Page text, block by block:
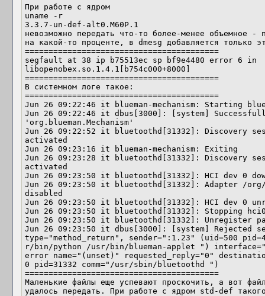
При работе с ядром
uname -r
3.3.7-un-def-alt0.M60P.1
невозможно передать что-то более-менее объемное -
на какой-то проценте, в dmesg добавляется только
=========================================
segfault at 38 ip b75513ec sp bf9e4480 error 6 in
libopenobex.so.1.4.1[b754c000+8000]
=========================================
В системном логе такое:
=========================================
Jun 26 09:22:46 it blueman-mechanism: Starting
Jun 26 09:22:46 it dbus[3000]: [system]
'org.blueman.Mechanism'
Jun 26 09:22:52 it bluetoothd[31332]: Discovery
activated
Jun 26 09:23:16 it blueman-mechanism: Exiting
Jun 26 09:23:28 it bluetoothd[31332]: Discovery
activated
Jun 26 09:23:50 it bluetoothd[31332]: HCI dev 0
Jun 26 09:23:50 it bluetoothd[31332]: Adapter /org/
disabled
Jun 26 09:23:50 it bluetoothd[31332]: HCI dev 0
Jun 26 09:23:50 it bluetoothd[31332]: Stopping
Jun 26 09:23:50 it bluetoothd[31332]: Unregister
Jun 26 09:23:50 it dbus[3000]: [system] Rejected
type="method_return", sender=":1.23" (uid=500
r/bin/python /usr/bin/blueman-applet ")
error name="(unset)" requested_reply="0"
0 pid=31332 comm="/usr/sbin/bluetoothd ")
=========================================
Маленькие файлы еще успевают проскочить, а вот
удалось передать. При работе с ядром std-def